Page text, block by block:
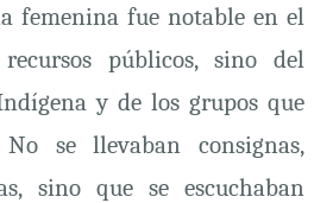
femenina fue notable en el
públicos, sino del
y de los grupos que
se llevaban consignas,
sino que se escuchaban